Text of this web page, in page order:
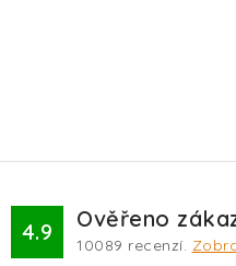
4.9 Ověřeno
10089 recenzí.